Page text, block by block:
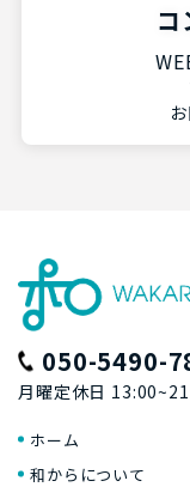
コ
050-5490-
月曜定休日
ホーム
和からについて